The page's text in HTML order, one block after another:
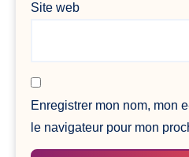
Site web
Enregistrer mon nom, mon
le navigateur pour mon